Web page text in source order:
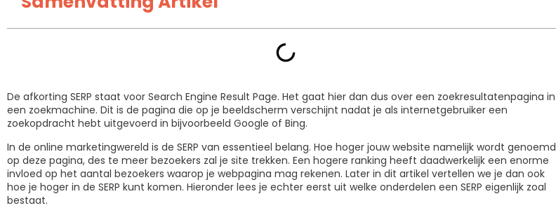
De afkorting SERP staat voor Search Engine Result Page. Het gaat hier dan dus over een zoekresultatenpagina in
een zoekmachine. Dit is de pagina die op je beeldscherm verschijnt nadat je als internetgebruiker een
zoekopdracht hebt uitgevoerd in bijvoorbeeld Google of Bing.
In de online marketingwereld is de SERP van essentieel belang. Hoe hoger jouw website namelijk wordt genoemd
op deze pagina, des te meer bezoekers zal je site trekken. Een hogere ranking heeft daadwerkelijk een enorme
invloed op het aantal bezoekers waarop je webpagina mag rekenen. Later in dit artikel vertellen we je dan ook
hoe je hoger in de SERP kunt komen. Hieronder lees je echter eerst uit welke onderdelen een SERP eigenlijk zoal
bestaat.